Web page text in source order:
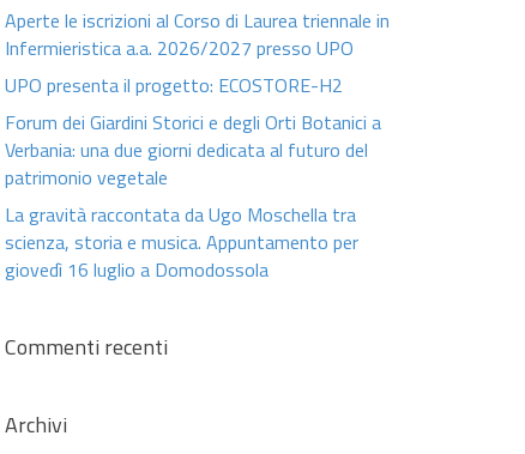
Aperte le iscrizioni al Corso di Laurea triennale in
Infermieristica a.a. 2026/2027 presso UPO
UPO presenta il progetto: ECOSTORE-H2
Forum dei Giardini Storici e degli Orti Botanici a
Verbania: una due giorni dedicata al futuro del
patrimonio vegetale
La gravità raccontata da Ugo Moschella tra
scienza, storia e musica. Appuntamento per
giovedì 16 luglio a Domodossola
Commenti recenti
Archivi